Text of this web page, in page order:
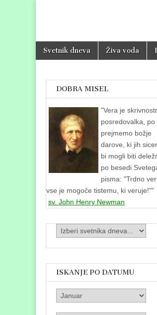
Glavni
meni
Skip
Svetnik dneva Živa voda
DOBRA MISEL
"Vera je
posredovalka, po
prejmemo božje
darove, ki jih
bi mogli biti
po besedi
pisma: "Trdno
vse je mogoče tistemu, ki veruje!""
sv. John Henry Newman
ISKANJE PO DATUMU